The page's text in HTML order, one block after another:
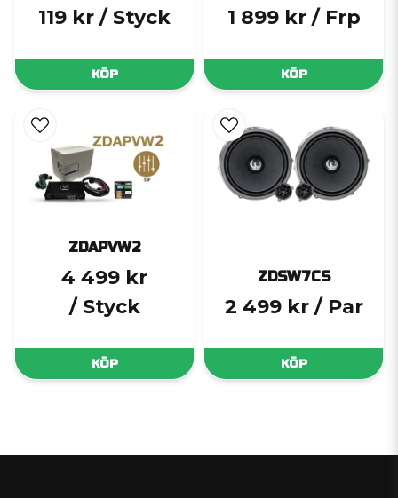
119 kr / Styck
KÖP
1 899 kr / Frp
KÖP
ZDAPVW2
4 499 kr
/ Styck
KÖP
ZDSW7CS
2 499 kr / Par
KÖP